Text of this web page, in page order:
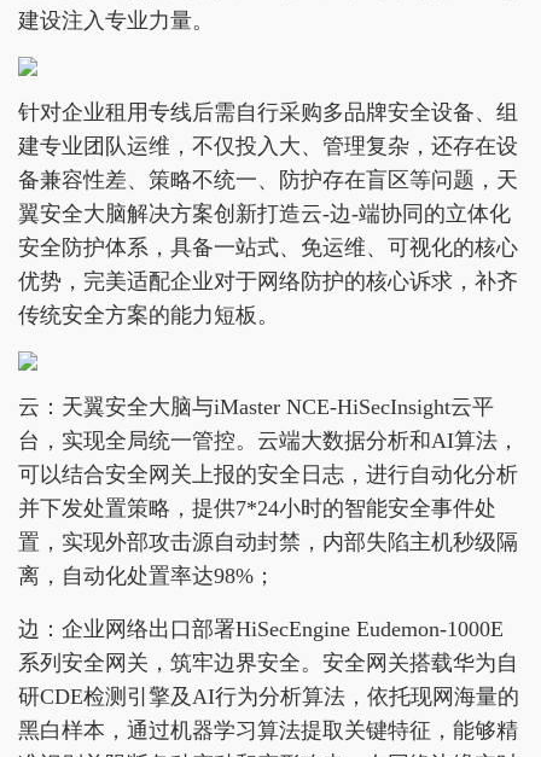
建设注入专业力量。
针对企业租用专线后需自行采购多品牌安全设备、组
建专业团队运维，不仅投入大、管理复杂，还存在设
备兼容性差、策略不统一、防护存在盲区等问题，天
翼安全大脑解决方案创新打造云-边-端协同的立体化
安全防护体系，具备一站式、免运维、可视化的核心
优势，完美适配企业对于网络防护的核心诉求，补齐
传统安全方案的能力短板。
云：天翼安全大脑与iMaster NCE-HiSecInsight云平
台，实现全局统一管控。云端大数据分析和AI算法，
可以结合安全网关上报的安全日志，进行自动化分析
并下发处置策略，提供7*24小时的智能安全事件处
置，实现外部攻击源自动封禁，内部失陷主机秒级隔
离，自动化处置率达98%；
边：企业网络出口部署HiSecEngine Eudemon-1000E
系列安全网关，筑牢边界安全。安全网关搭载华为自
研CDE检测引擎及AI行为分析算法，依托现网海量的
黑白样本，通过机器学习算法提取关键特征，能够精